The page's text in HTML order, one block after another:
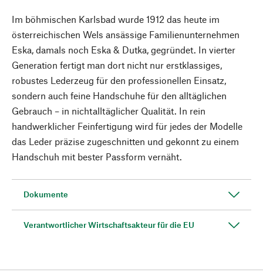
Im böhmischen Karlsbad wurde 1912 das heute im
österreichischen Wels ansässige Familienunternehmen
Eska, damals noch Eska & Dutka, gegründet. In vierter
Generation fertigt man dort nicht nur erstklassiges,
robustes Lederzeug für den professionellen Einsatz,
sondern auch feine Handschuhe für den alltäglichen
Gebrauch – in nichtalltäglicher Qualität. In rein
handwerklicher Feinfertigung wird für jedes der Modelle
das Leder präzise zugeschnitten und gekonnt zu einem
Handschuh mit bester Passform vernäht.
Dokumente
Verantwortlicher Wirtschaftsakteur für die EU